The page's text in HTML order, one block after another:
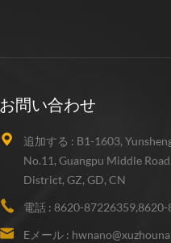
お問い合わせ
追加する : B1-1603,
No.11, Guangpu Middle
District, GZ, GD, CN
電話 : 8620-87226359,8620-
Eメール :